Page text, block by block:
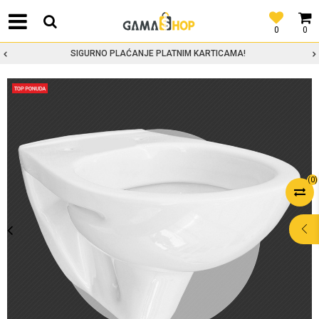
0
0
SIGURNO PLAĆANJE PLATNIM KARTICAMA!
(0)
POMOĆ PRI
KUPOVINI